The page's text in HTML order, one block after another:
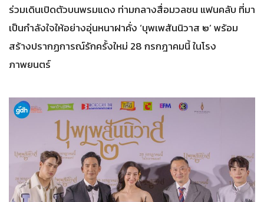
ร่วมเดินเปิดตัวบนพรมแดง ท่ามกลางสื่อมวลชน แฟนคลับ ที่มา
เป็นกำลังใจให้อย่างอุ่นหนาฝาคั่ง ‘บุพเพสันนิวาส ๒’ พร้อม
สร้างปรากฏการณ์รักครั้งใหม่ 28 กรกฎาคมนี้ ในโรง
ภาพยนตร์